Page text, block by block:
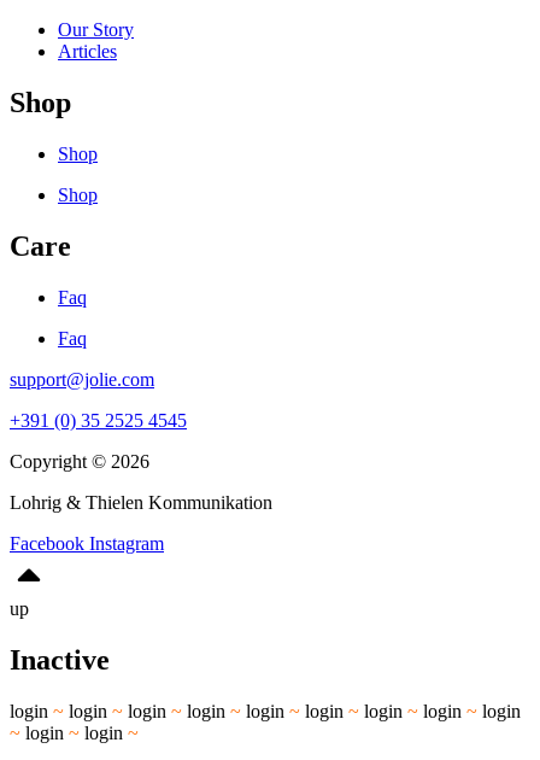
Our Story
Articles
Shop
Shop
Shop
Care
Faq
Faq
support@jolie.com
+391 (0) 35 2525 4545
Copyright © 2026
Lohrig & Thielen Kommunikation
Facebook Instagram
up
Inactive
login ~ login ~ login ~ login ~ login ~ login ~ login ~ login ~ login
~ login ~ login ~